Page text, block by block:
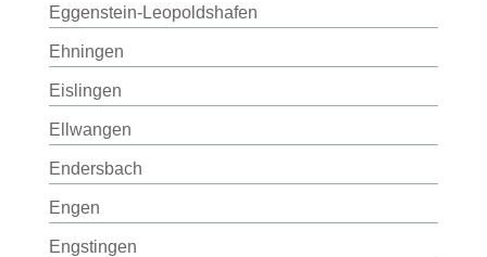
Eggenstein-Leopoldshafen
Ehningen
Eislingen
Ellwangen
Endersbach
Engen
Engstingen